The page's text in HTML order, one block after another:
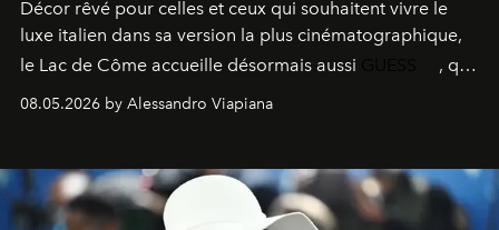
Décor rêvé pour celles et ceux qui souhaitent vivre le
luxe italien dans sa version la plus cinématographique,
le Lac de Côme accueille désormais aussi
, qui
fragrances. L’une des opérations de style les plus
08.05.2026 by Alessandro Viapiana